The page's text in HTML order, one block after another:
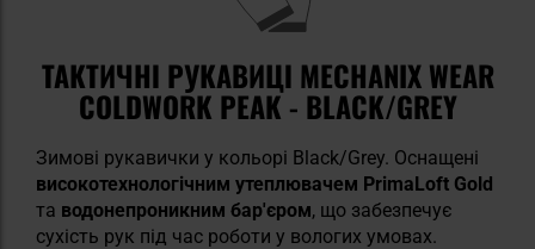
ТАКТИЧНІ РУКАВИЦІ MECHANIX WEAR
COLDWORK PEAK - BLACK/GREY
Зимові рукавички у кольорі Black/Grey. Оснащені
високотехнологічним утеплювачем PrimaLoft Gold
та водонепроникним бар'єром, що забезпечує
сухість рук під час роботи у вологих умовах.